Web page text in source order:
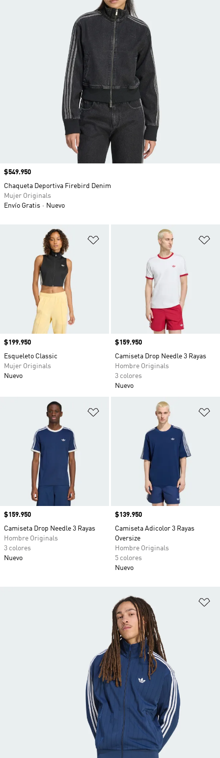
Añadir a la lista de deseos
Precio
$199.950
Esqueleto Classic
Mujer Originals
Nuevo
Precio
$159.950
Camiseta Drop Needle 3 Rayas
Hombre Originals
3 colores
Nuevo
Añadir a la lista de deseos
Precio
$159.950
Camiseta Drop Needle 3 Rayas
Hombre Originals
3 colores
Nuevo
Precio
$139.950
Camiseta Adicolor 3 Rayas
Oversize
Hombre Originals
5 colores
Nuevo
Precio
$549.950
Chaqueta Deportiva Firebird Denim
Mujer Originals
Envío Gratis
Nuevo